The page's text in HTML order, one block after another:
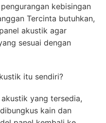
kebisingan
Tercinta butuhkan,
akustik agar
sesuai dengan
itu sendiri?
yang tersedia,
kain dan